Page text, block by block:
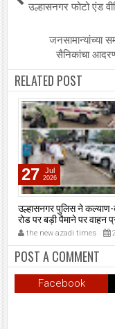
उल्हासनगर फोटो एंड
जनसामान्यांच्या
सैनिकांचा
RELATED POST
27 Jul
2026
उल्हासनगर पुलिस ने
रोड पर बड़ी पैमाने पर वाहन
अभियान चलाया।
the new azadi times
POST A COMMENT
Facebook